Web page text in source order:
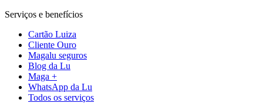
Serviços e benefícios
Cartão Luiza
Cliente Ouro
Magalu seguros
Blog da Lu
Maga +
WhatsApp da Lu
Todos os serviços